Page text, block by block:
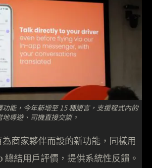
能，今年新增至 15 種語言，支援程式內的
導遊、司機直接交談。
商家夥伴而設的新功能，同樣用
結用戶評價，提供系統性反饋。